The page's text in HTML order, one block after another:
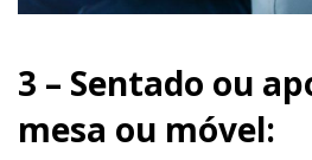
3 – Sentado ou
mesa ou móvel: